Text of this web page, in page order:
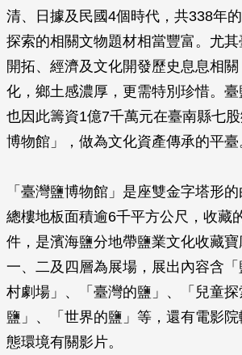
清、日據及民國4個時代，共338年
探索的相關文物題材相當豐富。尤
開拓、經濟及文化開發歷史息息相
化，鄉土感濃厚，更需特別珍惜。
也因此籌資1億7千萬元在臺南縣七
博物館」，做為文化資產傳承的平臺
「臺灣鹽博物館」是座雙金字塔形
總樓地板面積逾6千平方公尺，收藏
件，是濱海鹽分地帶鹽業文化收藏
一、二及四層為展場，展出內容含
村劇場」、「臺灣的鹽」、「兒童
鹽」、「世界的鹽」等，還有電影
態環境有關影片。